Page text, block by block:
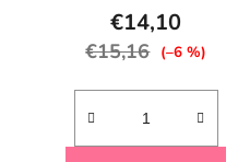
€14,10
€15,16 (–6 %)